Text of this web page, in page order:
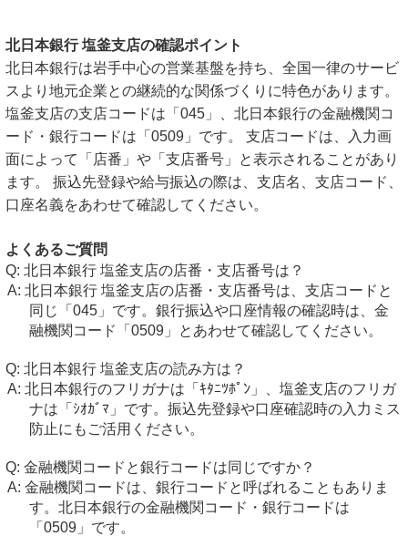
北日本銀行 塩釜支店の確認ポイント
北日本銀行は岩手中心の営業基盤を持ち、全国一律のサービ
スより地元企業との継続的な関係づくりに特色があります。
塩釜支店の支店コードは「045」、北日本銀行の金融機関コ
ード・銀行コードは「0509」です。 支店コードは、入力画
面によって「店番」や「支店番号」と表示されることがあり
ます。 振込先登録や給与振込の際は、支店名、支店コード、
口座名義をあわせて確認してください。
よくあるご質問
北日本銀行 塩釜支店の店番・支店番号は？
北日本銀行 塩釜支店の店番・支店番号は、支店コードと
同じ「045」です。銀行振込や口座情報の確認時は、金
融機関コード「0509」とあわせて確認してください。
北日本銀行 塩釜支店の読み方は？
北日本銀行のフリガナは「ｷﾀﾆﾂﾎﾟﾝ」、塩釜支店のフリガ
ナは「ｼｵｶﾞﾏ」です。振込先登録や口座確認時の入力ミス
防止にもご活用ください。
金融機関コードと銀行コードは同じですか？
金融機関コードは、銀行コードと呼ばれることもありま
す。北日本銀行の金融機関コード・銀行コードは
「0509」です。